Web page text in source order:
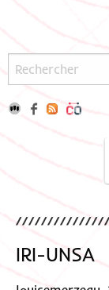
IRI-UNSA